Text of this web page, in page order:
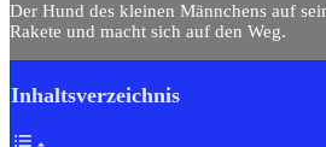
Der Hund des kleinen Männchens auf
Rakete und macht sich auf den Weg.
Inhaltsverzeichnis